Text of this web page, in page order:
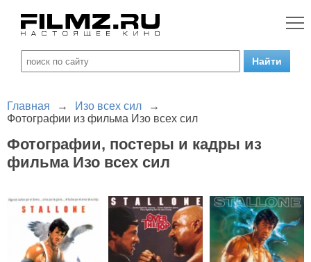
Главная → Изо всех сил
→
Фотографии из фильма Изо всех сил
Фотографии, постеры и кадры из
фильма Изо всех сил